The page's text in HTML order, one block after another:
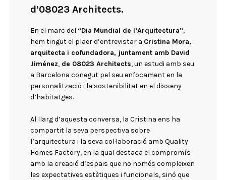
d’08023 Architects.
En el marc del “Dia Mundial de l’Arquitectura”,
hem tingut el plaer d’entrevistar a Cristina Mora,
arquitecta i cofundadora, juntament amb David
Jiménez, de 08023 Architects, un estudi amb seu
a Barcelona conegut pel seu enfocament en la
personalització i la sostenibilitat en el disseny
d’habitatges.
Al llarg d’aquesta conversa, la Cristina ens ha
compartit la seva perspectiva sobre
l’arquitectura i la seva col·laboració amb Quality
Homes Factory, en la qual destaca el compromís
amb la creació d’espais que no només compleixen
les expectatives estètiques i funcionals, sinó que